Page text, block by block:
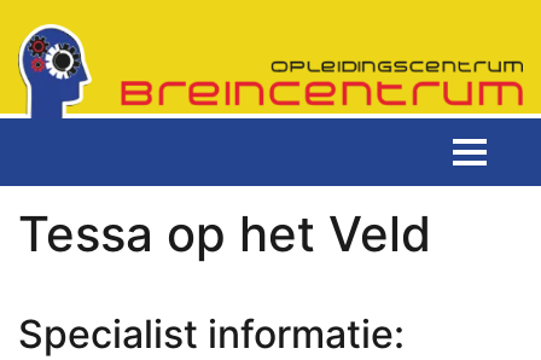
Tessa op het Veld
Specialist informatie: